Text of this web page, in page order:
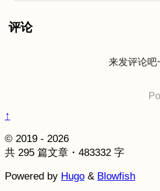
评论
来发评论吧
↑
© 2019 - 2026
共 295 篇文章・483332 字
Powered by Hugo & Blowfish